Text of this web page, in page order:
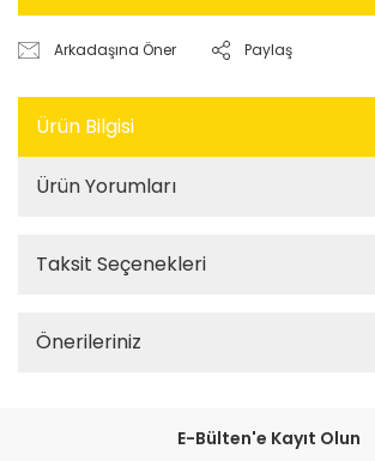
Arkadaşına Öner Paylaş
Ürün Bilgisi
Ürün Yorumları
Taksit Seçenekleri
Önerileriniz
E-Bülten'e Kayıt Olun